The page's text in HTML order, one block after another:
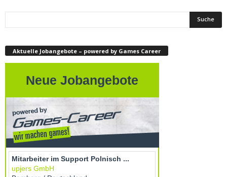
Aktuelle Jobangebote – powered by Games Career